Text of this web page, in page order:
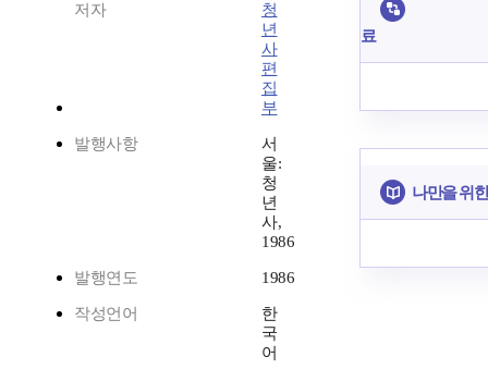
저자
청
년
사
편
집
부
발행사항
서
울:
청
년
사,
1986
발행연도 1986
작성언어
한
국
어
료
나만을 위